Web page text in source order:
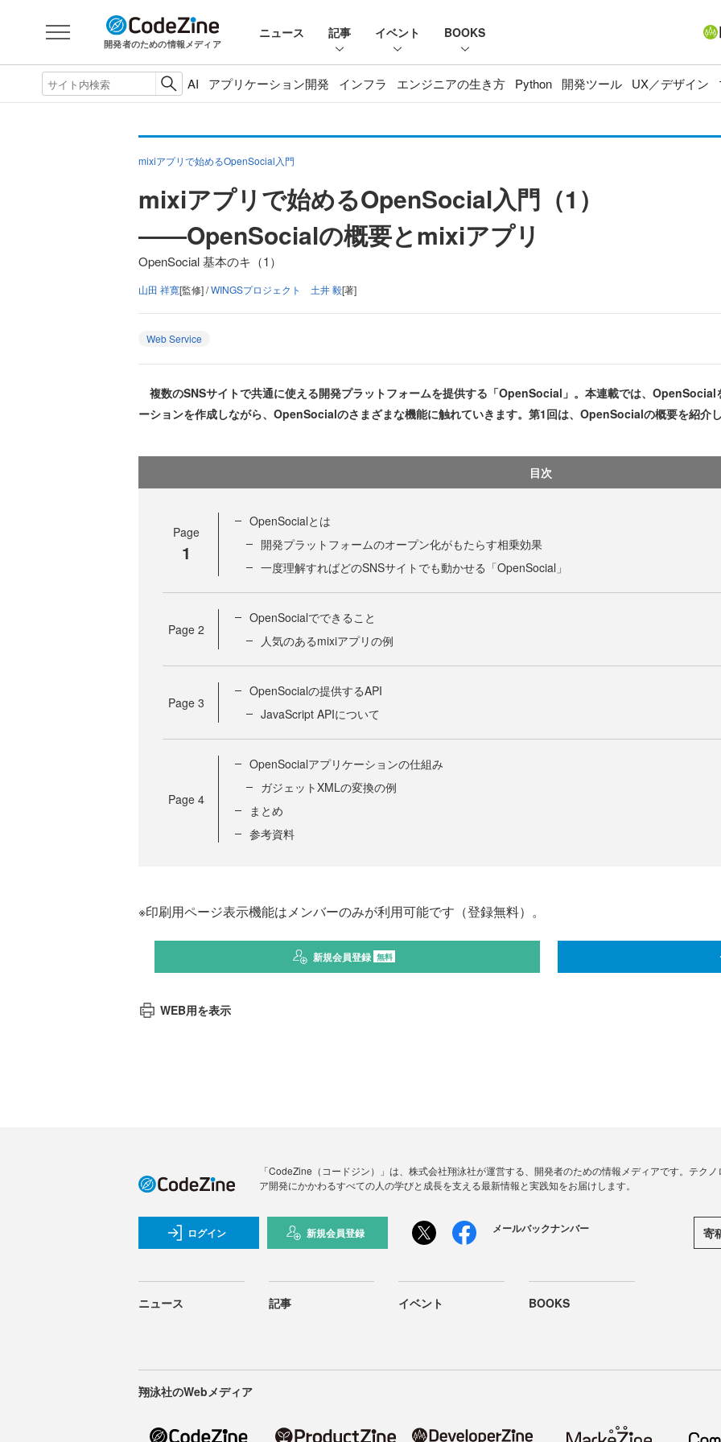
開発者のための情報メディア
ニュース 記事 イベント BOOKS
AI アプリケーション開発 インフラ エンジニアの生き方 Python 開発ツール UX／デザイン
mixiアプリで始めるOpenSocial入門
mixiアプリで始めるOpenSocial入門（1）
――OpenSocialの概要とmixiアプリ
OpenSocial 基本のキ（1）
山田 祥寛[監修] /WINGSプロジェクト 土井 毅[著]
Web Service
複数のSNSサイトで共通に使える開発プラットフォームを提供する「OpenSocial」。本連載では、
ーションを作成しながら、OpenSocialのさまざまな機能に触れていきます。第1回は、OpenSocialの概要を紹介し
目次
Page
1
OpenSocialとは
開発プラットフォームのオープン化がもたらす相乗効果
一度理解すればどのSNSサイトでも動かせる「OpenSocial」
Page 2
OpenSocialでできること
人気のあるmixiアプリの例
Page 3
OpenSocialの提供するAPI
JavaScript APIについて
Page 4
OpenSocialアプリケーションの仕組み
ガジェットXMLの変換の例
まとめ
参考資料
※印刷用ページ表示機能はメンバーのみが利用可能です（登録無料）。
新規会員登録 無料
WEB用を表示
「CodeZine（コードジン）」は、株式会社翔泳社が運営する、開発者のための情報メディアです。テク
ア開発にかかわるすべての人の学びと成長を支える最新情報と実践知をお届けします。
ログイン 新規会員登録 メールバックナンバー 寄
ニュース 記事 イベント BOOKS
翔泳社のWebメディア